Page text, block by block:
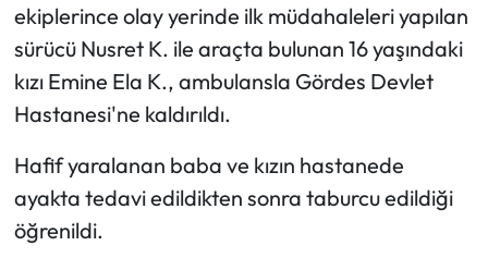
ekiplerince olay yerinde ilk müdahaleleri yapılan
sürücü Nusret K. ile araçta bulunan 16 yaşındaki
kızı Emine Ela K., ambulansla Gördes Devlet
Hastanesi'ne kaldırıldı.
Hafif yaralanan baba ve kızın hastanede
ayakta tedavi edildikten sonra taburcu edildiği
öğrenildi.